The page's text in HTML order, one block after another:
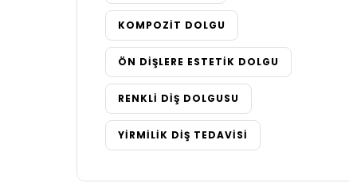
KOMPOZIT DOLGU
ÖN DIŞLERE ESTETIK DOLGU
RENKLI DIŞ DOLGUSU
YIRMILIK DIŞ TEDAVISI